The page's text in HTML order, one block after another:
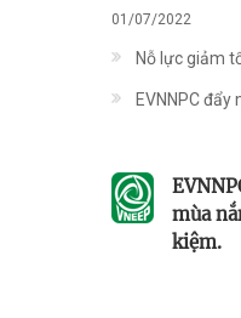
01/07/2022
Nỗ lực giảm
EVNNPC
mùa
kiệm.